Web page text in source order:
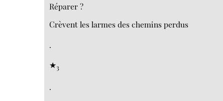
Réparer ?
Crèvent les larmes des chemins perdus
.
★3
.